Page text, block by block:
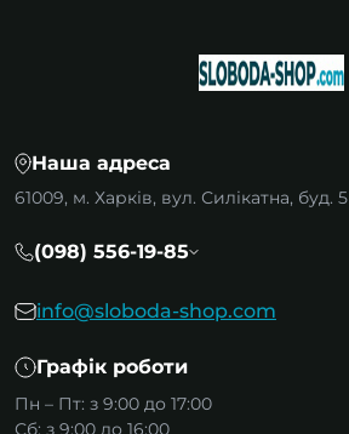
Наша адреса
61009, м. Харків, вул. Силікатна, буд. 5
(098) 556-19-85
info@sloboda-shop.com
Графік роботи
Пн – Пт: з 9:00 до 17:00
Сб: з 9:00 до 16:00